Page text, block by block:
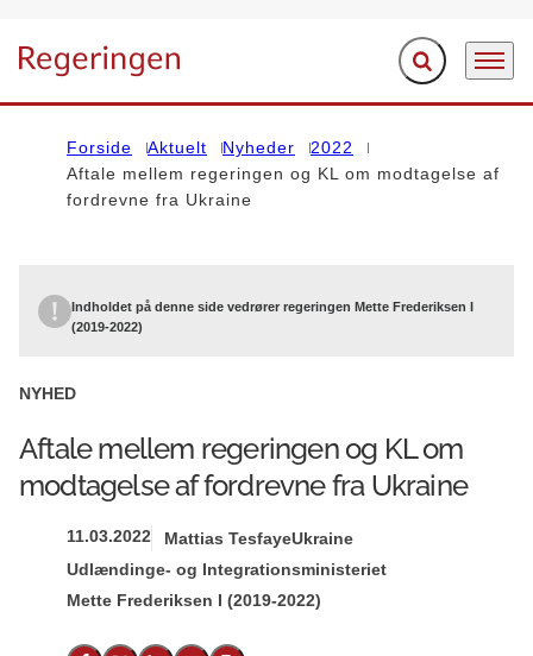
Gå til forsiden Fold søgefelt ud
Menu
Forside Aktuelt Nyheder
2022
Aftale mellem regeringen og KL om modtagelse af
fordrevne fra Ukraine
Indholdet på denne side vedrører regeringen Mette Frederiksen I
(2019-2022)
NYHED
Aftale mellem regeringen og KL om
modtagelse af fordrevne fra Ukraine
11.03.2022 Mattias TesfayeUkraine
Udlændinge- og Integrationsministeriet
Mette Frederiksen I (2019-2022)